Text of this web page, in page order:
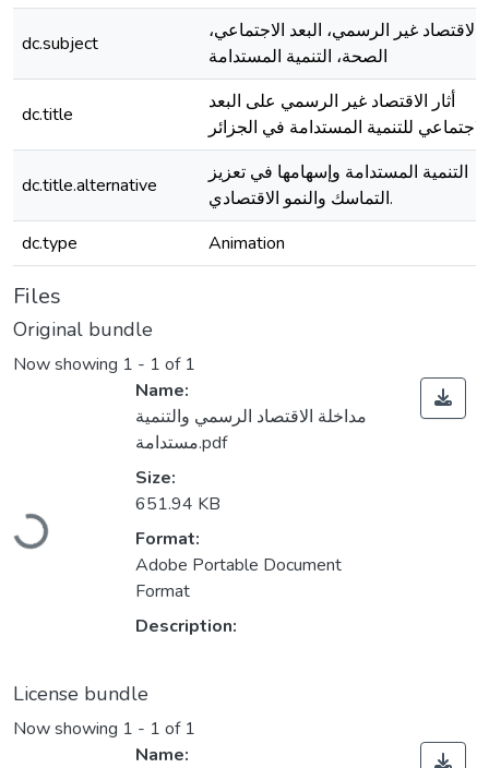
dc.subject
الاقتصاد غير الرسمي، البعد الاجتماعي،
الصحة، التنمية المستدامة
dc.title
أثار الاقتصاد غير الرسمي على البعد
الاجتماعي للتنمية المستدامة في الجزائر
dc.title.alternative
التنمية المستدامة وإسهامها في تعزيز
التماسك والنمو الاقتصادي.
dc.type
Animation
Files
Original bundle
Now showing 1 - 1 of 1
Loading...
Name:
مداخلة الاقتصاد الرسمي والتنمية
مستدامة.pdf
Size:
651.94 KB
Format:
Adobe Portable Document
Format
Description:
License bundle
Now showing 1 - 1 of 1
Name: